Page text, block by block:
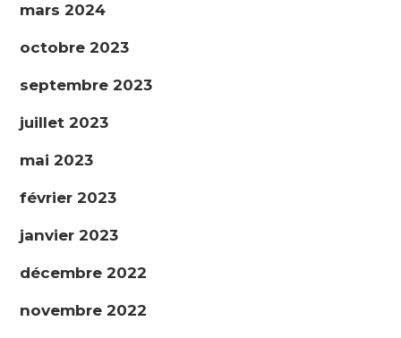
mars 2024
octobre 2023
septembre 2023
juillet 2023
mai 2023
février 2023
janvier 2023
décembre 2022
novembre 2022